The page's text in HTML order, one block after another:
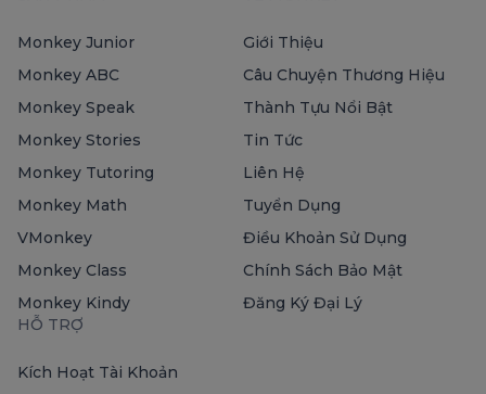
Monkey Junior
Monkey ABC
Monkey Speak
Monkey Stories
Monkey Tutoring
Monkey Math
VMonkey
Monkey Class
Monkey Kindy
Giới Thiệu
Câu Chuyện Thương Hiệu
Thành Tựu Nổi Bật
Tin Tức
Liên Hệ
Tuyển Dụng
Điều Khoản Sử Dụng
Chính Sách Bảo Mật
Đăng Ký Đại Lý
HỖ TRỢ
Kích Hoạt Tài Khoản